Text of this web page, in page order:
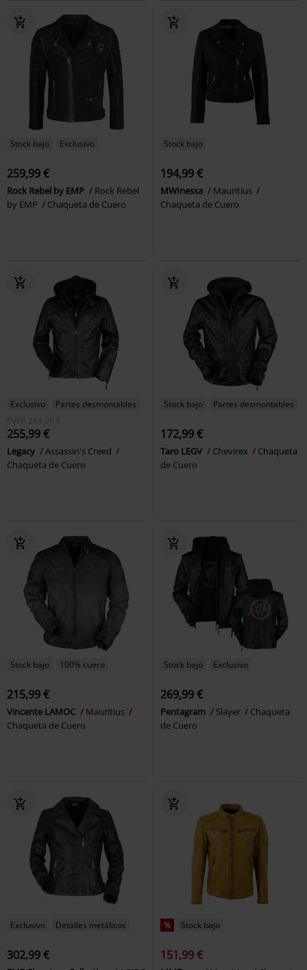
Stock bajo Exclusivo
259,99 €
Rock Rebel by EMP
Rock Rebel
by EMP
Chaqueta de Cuero
Stock bajo
194,99 €
MWInessa
Mauritius
Chaqueta de Cuero
Exclusivo
Partes desmontables
PVPR 264,99 €
255,99 €
Legacy
Assassin's Creed
Chaqueta de Cuero
Stock bajo Partes desmontables
172,99 €
Taro LEGV Chevirex
Chaqueta
de Cuero
Stock bajo 100% cuero
215,99 €
Vincente LAMOC
Mauritius
Chaqueta de Cuero
Stock bajo Exclusivo
269,99 €
Pentagram Slayer
Chaqueta
de Cuero
Exclusivo Detalles metálicos
302,99 €
% Stock bajo
151,99 €